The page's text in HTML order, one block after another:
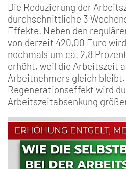
Die Reduzierung der
durchschnittliche 3
Effekte. Neben den
von derzeit 420,00 Euro
nochmals um ca. 2,8
erhöht, weil die Arbeitszeit
Arbeitnehmers gleich
Regenerationseffekt wird
Arbeitszeitabsenkung